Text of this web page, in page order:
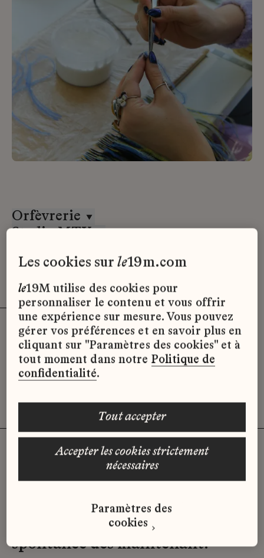
Orfèvrerie
Studio MTX
Désolé, il semble qu’il n’y ait pas
d’offres d’emploi disponibles pour le
moment.
Vous n'avez pas trouvé d'offre
qui correspond à votre profil ?
Envoyez-nous votre candidature
spontanée dès maintenant.
les cookies surle19m.com
le19M utilise des cookies pour
personnaliser le contenu et vous offrir
une expérience sur mesure. Vous pouvez
gérer vos préférences et en savoir plus en
cliquant sur "Paramètres des cookies" et à
tout moment dans notre Politique de
confidentialité.
accepter les cookies strictement
nécessaires
tout accepter
Paramètres des
cookies